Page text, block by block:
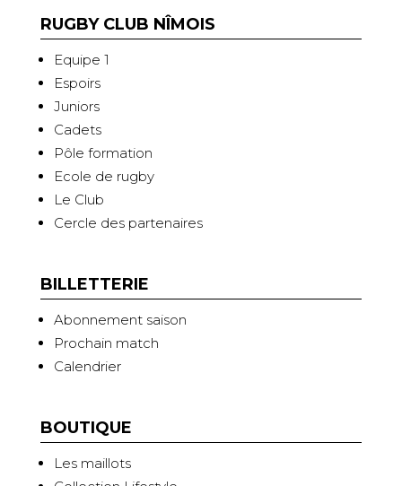
RUGBY CLUB NÎMOIS
Equipe 1
Espoirs
Juniors
Cadets
Pôle formation
Ecole de rugby
Le Club
Cercle des partenaires
BILLETTERIE
Abonnement saison
Prochain match
Calendrier
BOUTIQUE
Les maillots